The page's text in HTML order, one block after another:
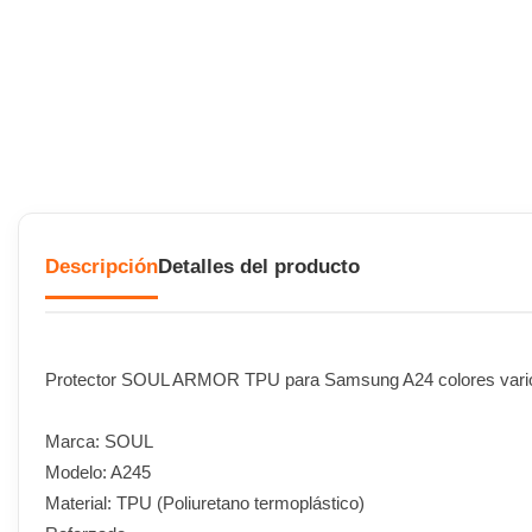
DescripciónDetalles del producto
Protector SOUL ARMOR TPU para Samsung A24 colores
Marca: SOUL
Modelo: A245
Material: TPU (Poliuretano termoplástico)